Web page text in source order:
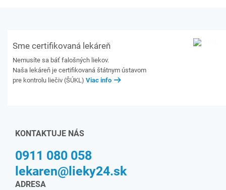
Sme certifikovaná lekáreň
Nemusíte sa báť falošných liekov.
Naša lekáreň je certifikovaná štátnym ústavom
pre kontrolu liečiv (ŠÚKL) Viac info
KONTAKTUJE NÁS
0911 080 058
lekaren@lieky24.sk
ADRESA